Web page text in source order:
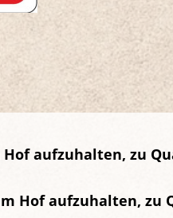
aufzuhalten, zu
Hof aufzuhalten, zu